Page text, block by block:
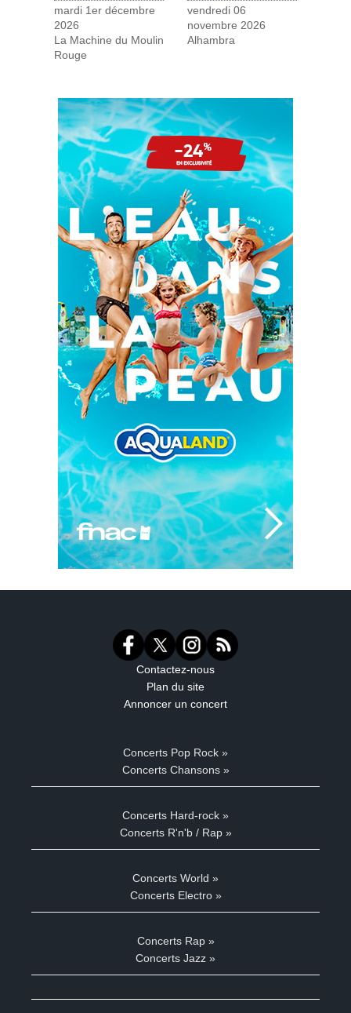
mardi 1er décembre
2026
La Machine du Moulin
Rouge
vendredi 06
novembre 2026
Alhambra
Contactez-nous
Plan du site
Annoncer un concert
Concerts Pop Rock »
Concerts Chansons »
Concerts Hard-rock »
Concerts R'n'b / Rap »
Concerts World »
Concerts Electro »
Concerts Rap »
Concerts Jazz »